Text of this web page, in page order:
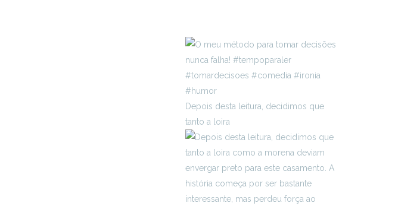
Depois desta leitura, decidimos que
tanto a loira